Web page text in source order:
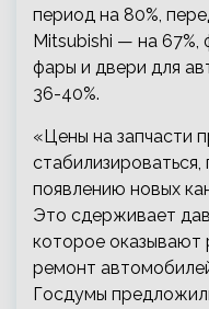
период на 80%,
Mitsubishi — на 67%,
фары и двери для
36-40%.
«Цены на запчасти
появлению новых
Это сдерживает
которое оказывают
ремонт
Госдумы